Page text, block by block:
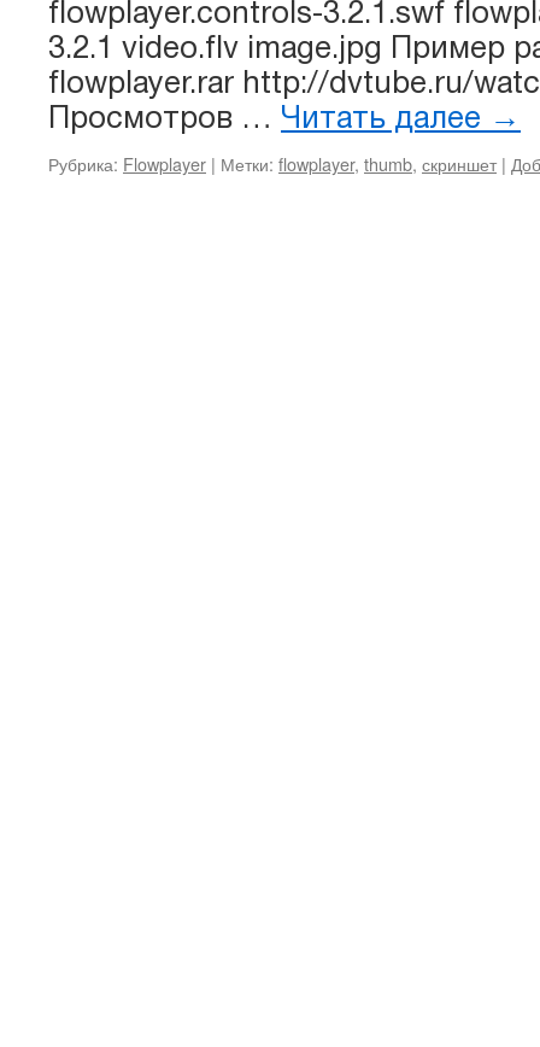
flowplayer.controls-3.2.1.swf
3.2.1 video.flv image.jpg Пример
flowplayer.rar http://dvtube.ru/
Просмотров … Читать далее →
Рубрика: Flowplayer | Метки: flowplayer, thumb, скриншет |